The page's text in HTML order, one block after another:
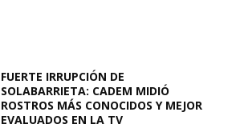
FUERTE IRRUPCIÓN DE
SOLABARRIETA: CADEM MIDIÓ
ROSTROS MÁS CONOCIDOS Y MEJOR
EVALUADOS EN LA TV